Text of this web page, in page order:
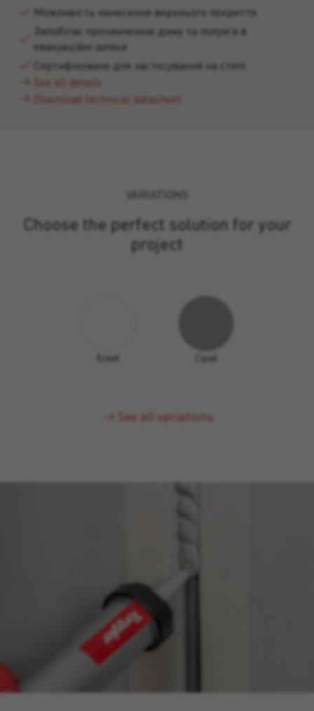
Можливість нанесення верхнього покриття
Запобігає проникненню диму та полум'я в
евакуаційні шляхи
Сертифіковано для застосування на стелі
See all details
Download technical datasheet
VARIATIONS
Choose the perfect solution for your
project
Білий Сірий
See all variations